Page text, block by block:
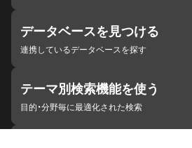
データベースを見つける
連携しているデータベースを探す
テーマ別検索機能を使う
目的・分野毎に最適化された検索